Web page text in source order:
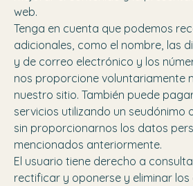
web.
Tenga en cuenta que podemos
adicionales, como el nombre, las
y de correo electrónico y los
nos proporcione voluntariamente
nuestro sitio. También puede
servicios utilizando un seudónimo
sin proporcionarnos los datos
mencionados anteriormente.
El usuario tiene derecho a
rectificar y oponerse y eliminar